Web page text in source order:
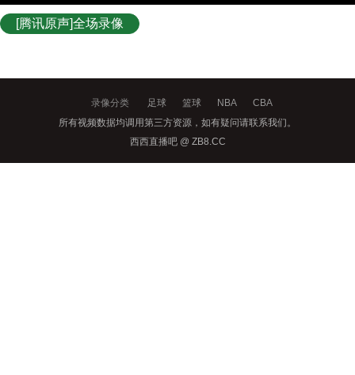
[腾讯原声]全场录像
录像分类 足球 篮球 NBA
CBA
所有视频数据均调用第三方资源，如有疑问请联系我们。
西西直播吧 @ ZB8.CC